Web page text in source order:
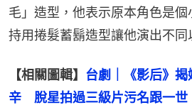
毛」造型，他表示原本角色是
持用捲髮蓄鬍造型讓他演出不同
【相關圖輯】 台劇｜《影后》
辛　脫星拍過三級片污名跟一世